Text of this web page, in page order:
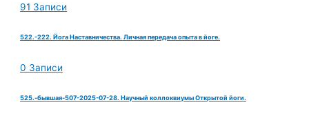
91 Записи
522.-222. Йога Наставничества. Личная передача опыта в йоге.
0 Записи
525.-бывшая-507-2025-07-28. Научный коллоквиумы Открытой йоги.